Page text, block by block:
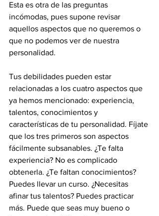
Esta es otra de las preguntas
incómodas, pues supone revisar
aquellos aspectos que no queremos o
que no podemos ver de nuestra
personalidad.
Tus debilidades pueden estar
relacionadas a los cuatro aspectos que
ya hemos mencionado: experiencia,
talentos, conocimientos y
características de tu personalidad. Fíjate
que los tres primeros son aspectos
fácilmente subsanables. ¿Te falta
experiencia? No es complicado
obtenerla. ¿Te faltan conocimientos?
Puedes llevar un curso. ¿Necesitas
afinar tus talentos? Puedes practicar
más. Puede que seas muy bueno o